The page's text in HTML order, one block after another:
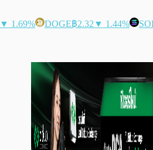
▼ 1.69% DOGE฿2.32 ▼ 1.44%